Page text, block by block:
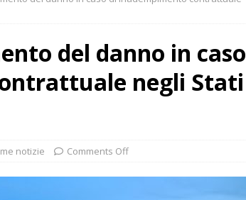
del danno in caso
negli Stati
notizie Comments Off